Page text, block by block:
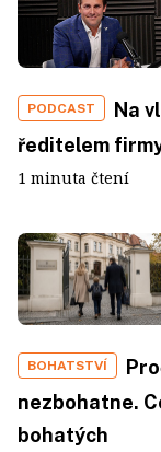
PODCAST
Na
ředitelem
1 minuta čtení
BOHATSTVÍ
nezbohatne.
bohatých